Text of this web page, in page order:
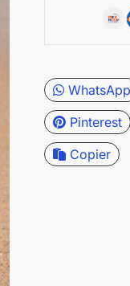
WhatsApp
Pinterest
Copier